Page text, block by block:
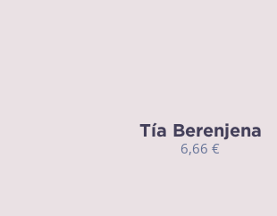
Tía Berenjena
6,66 €